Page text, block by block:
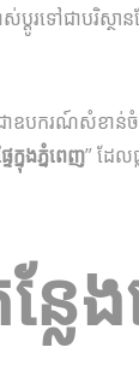
តូរទៅជាបរិស្ថ
ជា​ឧបករណ៍​សំខ
ៃក្នុងភ្នំពេញ” ដែល​
ងធ្